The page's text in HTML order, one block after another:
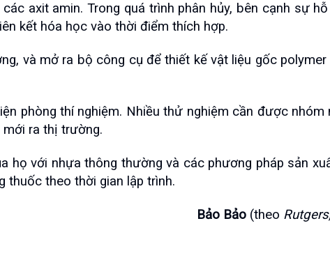
axit amin. Trong quá trình phân hủy, bên cạnh sự
kết hóa học vào thời điểm thích hợp.
và mở ra bộ công cụ để thiết kế vật liệu gốc
phòng thí nghiệm. Nhiều thử nghiệm cần được nhóm
ra thị trường.
họ với nhựa thông thường và các phương pháp sản
thuốc theo thời gian lập trình.
Bảo Bảo (theo